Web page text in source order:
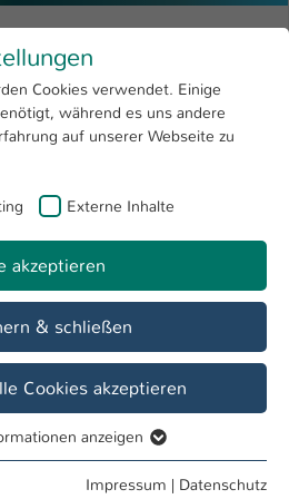
4
Open submenu
Dual-Übersicht
müssen insgesamt
Cookies verwendet. Einige
während es uns andere
auf unserer Webseite zu
Externe Inhalte
akzeptieren
& schließen
Cookies akzeptieren
für grundlegende Funktionen
anzeigen
Impressum | Datenschutz